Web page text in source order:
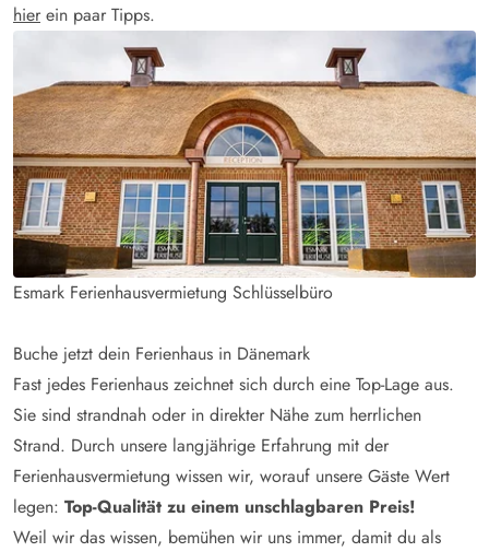
hier ein paar Tipps.
Esmark Ferienhausvermietung Schlüsselbüro
Buche jetzt dein Ferienhaus in Dänemark
Fast jedes Ferienhaus zeichnet sich durch eine Top-Lage aus.
Sie sind strandnah oder in direkter Nähe zum herrlichen
Strand. Durch unsere langjährige Erfahrung mit der
Ferienhausvermietung wissen wir, worauf unsere Gäste Wert
legen: Top-Qualität zu einem unschlagbaren Preis!
Weil wir das wissen, bemühen wir uns immer, damit du als